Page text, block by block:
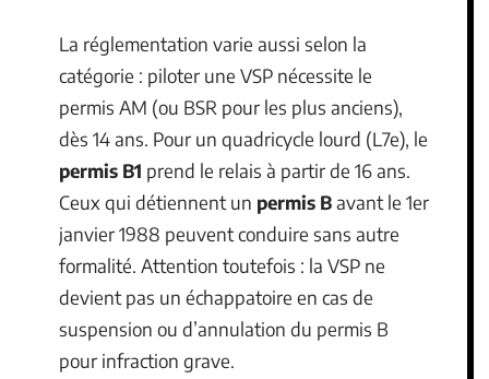
La réglementation varie aussi selon la
catégorie : piloter une VSP nécessite le
permis AM (ou BSR pour les plus anciens),
dès 14 ans. Pour un quadricycle lourd (L7e), le
permis B1 prend le relais à partir de 16 ans.
Ceux qui détiennent un permis Bavant le 1er
janvier 1988 peuvent conduire sans autre
formalité. Attention toutefois : la VSP ne
devient pas un échappatoire en cas de
suspension ou d’annulation du permis B
pour infraction grave.